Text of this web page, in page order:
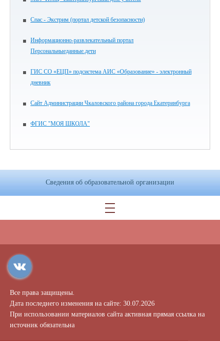
Спас - Экстрим (портал детской безопасности)
Информационно-развлекательный портал
Персональныеданные.дети
ГИС СО «ЕЦП» подсистема АИС «Образование» - электронный
дневник
Сайт Администрации Чкаловского района города Екатеринбурга
ФГИС "МОЯ ШКОЛА"
Сведения об образовательной организации
Все права защищены.
Дата последнего изменения на сайте: 30.07.2026
При использовании материалов сайта активная прямая ссылка на
источник обязательна